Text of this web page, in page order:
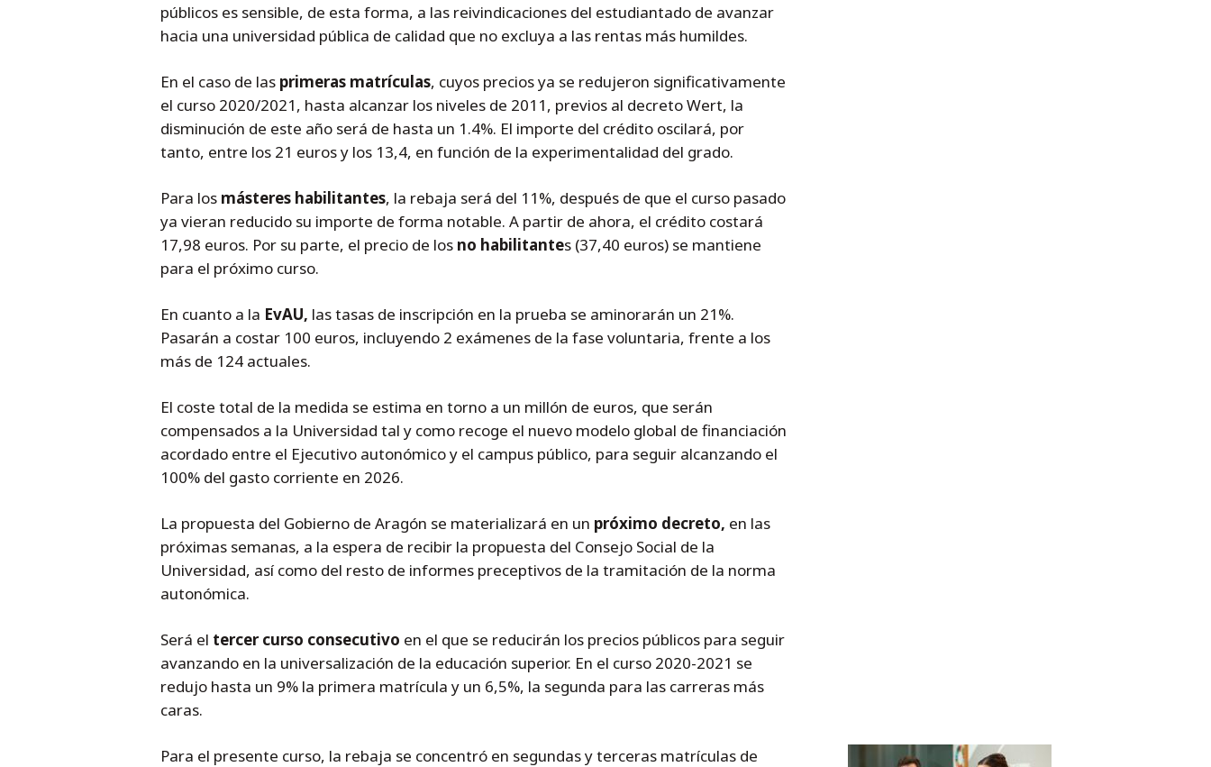
públicos es sensible, de esta forma, a las reivindicaciones del estudiantado de avanzar
hacia una universidad pública de calidad que no excluya a las rentas más humildes.
En el caso de las primeras matrículas, cuyos precios ya se redujeron significativamente
el curso 2020/2021, hasta alcanzar los niveles de 2011, previos al decreto Wert, la
disminución de este año será de hasta un 1.4%. El importe del crédito oscilará, por
tanto, entre los 21 euros y los 13,4, en función de la experimentalidad del grado.
Para los másteres habilitantes, la rebaja será del 11%, después de que el curso pasado
ya vieran reducido su importe de forma notable. A partir de ahora, el crédito costará
17,98 euros. Por su parte, el precio de los no habilitantes (37,40 euros) se mantiene
para el próximo curso.
En cuanto a la EvAU, las tasas de inscripción en la prueba se aminorarán un 21%.
Pasarán a costar 100 euros, incluyendo 2 exámenes de la fase voluntaria, frente a los
más de 124 actuales.
El coste total de la medida se estima en torno a un millón de euros, que serán
compensados a la Universidad tal y como recoge el nuevo modelo global de financiación
acordado entre el Ejecutivo autonómico y el campus público, para seguir alcanzando el
100% del gasto corriente en 2026.
La propuesta del Gobierno de Aragón se materializará en un próximo decreto, en las
próximas semanas, a la espera de recibir la propuesta del Consejo Social de la
Universidad, así como del resto de informes preceptivos de la tramitación de la norma
autonómica.
Será el tercer curso consecutivo en el que se reducirán los precios públicos para seguir
avanzando en la universalización de la educación superior. En el curso 2020-2021 se
redujo hasta un 9% la primera matrícula y un 6,5%, la segunda para las carreras más
caras.
Para el presente curso, la rebaja se concentró en segundas y terceras matrículas de